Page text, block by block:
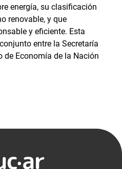
energía, su clasificación
renovable, y que
y eficiente. Esta
entre la Secretaría
de Economía de la Nación